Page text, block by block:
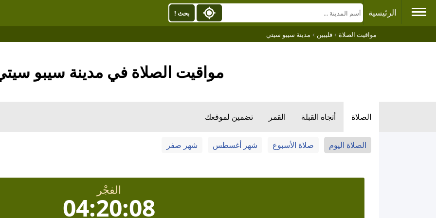
الرئيسية بحث !
مواقيت الصلاة › فليبين › مدينة سيبو سيتي
مواقيت الصلاة في مدينة سيبو
الصلاة أتجاه القبلة القمر تضمين لموقعك
الصلاة اليوم صلاة الأسبوع شهر أغسطس شهر صفر
الفجْر
04:20:07